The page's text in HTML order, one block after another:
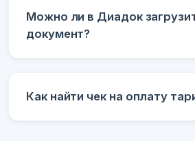
Можно ли в Диадок
документ?
Как найти чек на оплату